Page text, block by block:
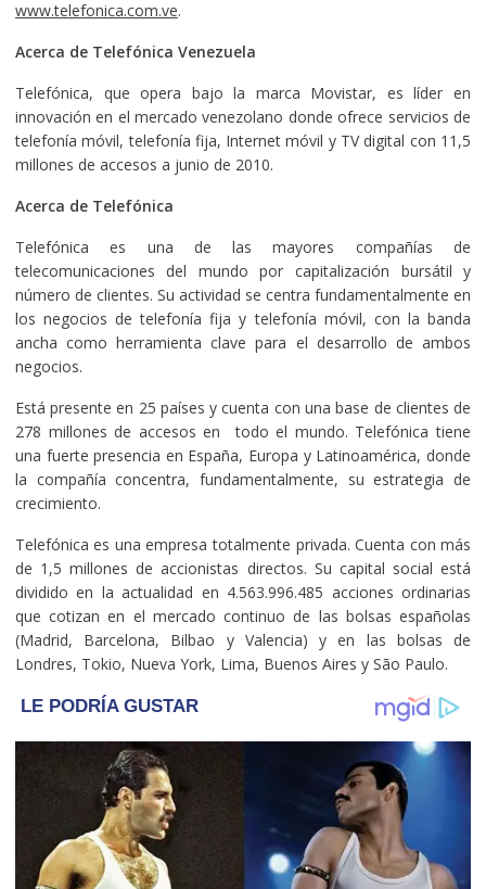
www.telefonica.com.ve.
Acerca de Telefónica Venezuela
Telefónica, que opera bajo la marca Movistar, es líder en
innovación en el mercado venezolano donde ofrece servicios de
telefonía móvil, telefonía fija, Internet móvil y TV digital con 11,5
millones de accesos a junio de 2010.
Acerca de Telefónica
Telefónica es una de las mayores compañías de
telecomunicaciones del mundo por capitalización bursátil y
número de clientes. Su actividad se centra fundamentalmente en
los negocios de telefonía fija y telefonía móvil, con la banda
ancha como herramienta clave para el desarrollo de ambos
negocios.
Está presente en 25 países y cuenta con una base de clientes de
278 millones de accesos en todo el mundo. Telefónica tiene
una fuerte presencia en España, Europa y Latinoamérica, donde
la compañía concentra, fundamentalmente, su estrategia de
crecimiento.
Telefónica es una empresa totalmente privada. Cuenta con más
de 1,5 millones de accionistas directos. Su capital social está
dividido en la actualidad en 4.563.996.485 acciones ordinarias
que cotizan en el mercado continuo de las bolsas españolas
(Madrid, Barcelona, Bilbao y Valencia) y en las bolsas de
Londres, Tokio, Nueva York, Lima, Buenos Aires y São Paulo.